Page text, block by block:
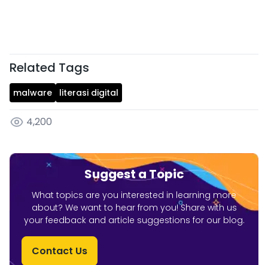
Related Tags
malware literasi digital
4,200
Suggest a Topic
What topics are you interested in learning more
about? We want to hear from you! Share with us
your feedback and article suggestions for our blog.
Contact Us